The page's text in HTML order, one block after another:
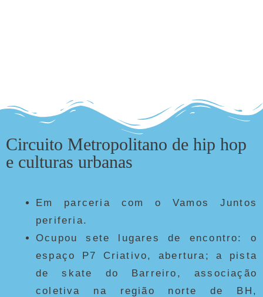
Circuito Metropolitano de hip hop
e culturas urbanas
Em parceria com o Vamos Juntos
periferia.
Ocupou sete lugares de encontro: o
espaço P7 Criativo, abertura; a pista
de skate do Barreiro, associação
coletiva na região norte de BH,